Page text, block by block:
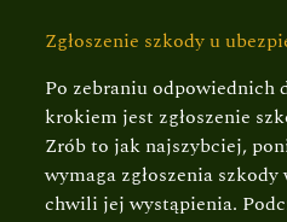
Zgłoszenie szkody u
Po zebraniu odpowiednich
krokiem jest zgłoszenie
Zrób to jak najszybciej,
wymaga zgłoszenia
chwili jej wystąpienia.